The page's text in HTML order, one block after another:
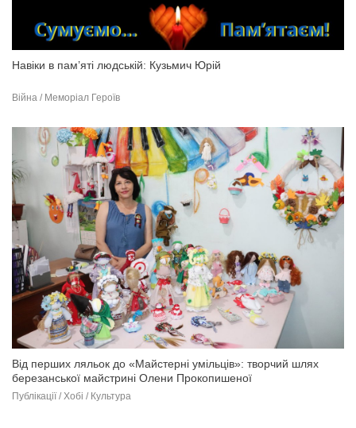
Навіки в пам’яті людській: Кузьмич Юрій
Війна / Меморіал Героїв
Від перших ляльок до «Майстерні умільців»: творчий шлях
березанської майстрині Олени Прокопишеної
Публікації / Хобі / Культура